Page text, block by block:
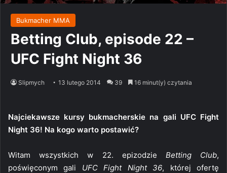
Bukmacher MMA
Betting Club, episode 22 –
UFC Fight Night 36
Slipmych 13 lutego 2014 39 16 minut(y) czytania
Najciekawsze kursy bukmacherskie na gali UFC Fight
Night 36! Na kogo warto postawić?
Witam wszystkich w 22. epizodzie Betting Club,
poświęconym gali UFC Fight Night 36, której ofertę